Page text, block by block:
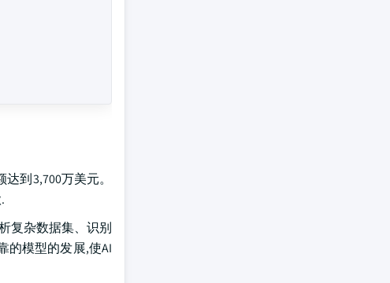
到3,700万美元。
复杂数据集、识别
的模型的发展,使AI